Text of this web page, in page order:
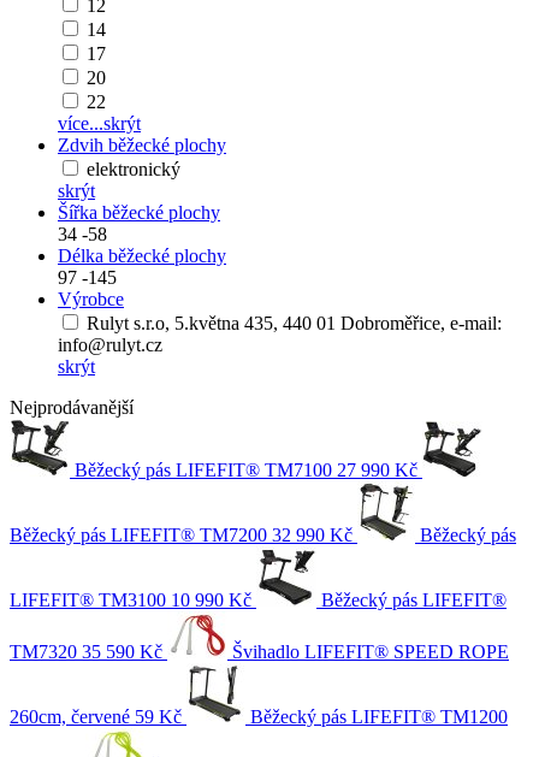
12
14
17
20
22
více...skrýt
Zdvih běžecké plochy
elektronický
skrýt
Šířka běžecké plochy
34 -58
Délka běžecké plochy
97 -145
Výrobce
Rulyt s.r.o, 5.května 435, 440 01 Dobroměřice, e-mail:
info@rulyt.cz
skrýt
Nejprodávanější
Běžecký pás LIFEFIT® TM7100 27 990 Kč
Běžecký pás LIFEFIT® TM7200 32 990 Kč Běžecký pás
LIFEFIT® TM3100 10 990 Kč Běžecký pás LIFEFIT®
TM7320 35 590 Kč Švihadlo LIFEFIT® SPEED ROPE
260cm, červené 59 Kč Běžecký pás LIFEFIT® TM1200